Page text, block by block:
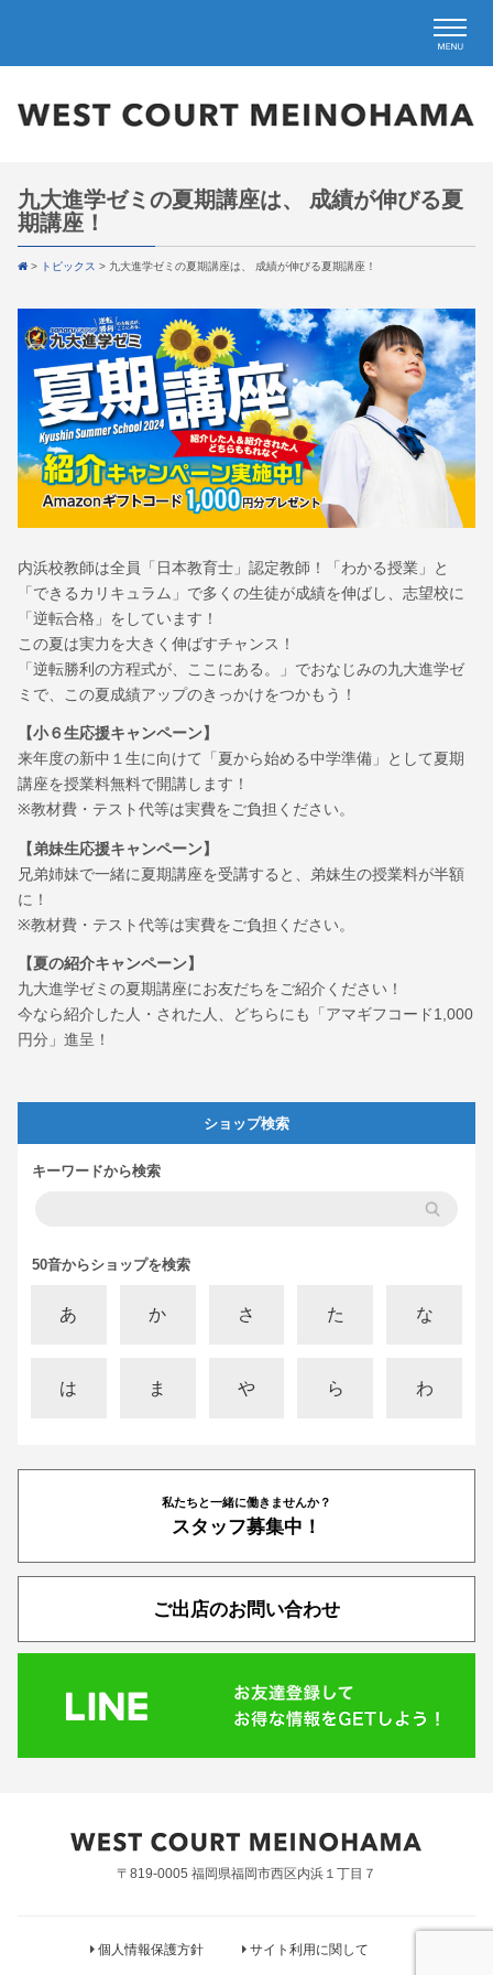
九大進学ゼミの夏期講座は、 成績が伸びる夏
期講座！
> トピックス > 九大進学ゼミの夏期講座は、 成績が伸びる夏期講座！
内浜校教師は全員「日本教育士」認定教師！「わかる授業」と
「できるカリキュラム」で多くの生徒が成績を伸ばし、志望校に
「逆転合格」をしています！
この夏は実力を大きく伸ばすチャンス！
「逆転勝利の方程式が、ここにある。」でおなじみの九大進学ゼ
ミで、この夏成績アップのきっかけをつかもう！
【小６生応援キャンペーン】
来年度の新中１生に向けて「夏から始める中学準備」として夏期
講座を授業料無料で開講します！
※教材費・テスト代等は実費をご負担ください。
【弟妹生応援キャンペーン】
兄弟姉妹で一緒に夏期講座を受講すると、弟妹生の授業料が半額
に！
※教材費・テスト代等は実費をご負担ください。
【夏の紹介キャンペーン】
九大進学ゼミの夏期講座にお友だちをご紹介ください！
今なら紹介した人・された人、どちらにも「アマギフコード1,000
円分」進呈！
ショップ検索
キーワードから検索
50音からショップを検索
あ か さ た な
は ま や ら わ
私たちと一緒に働きませんか？
スタッフ募集中！
ご出店のお問い合わせ
〒819-0005 福岡県福岡市西区内浜１丁目７
個人情報保護方針 サイト利用に関して